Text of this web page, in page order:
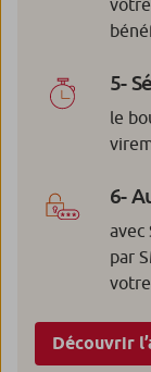
5-
le
6-
avec
par
Découvrir